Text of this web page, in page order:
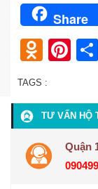
Share
TAGS :
TƯ VẤN HỘ
Quận